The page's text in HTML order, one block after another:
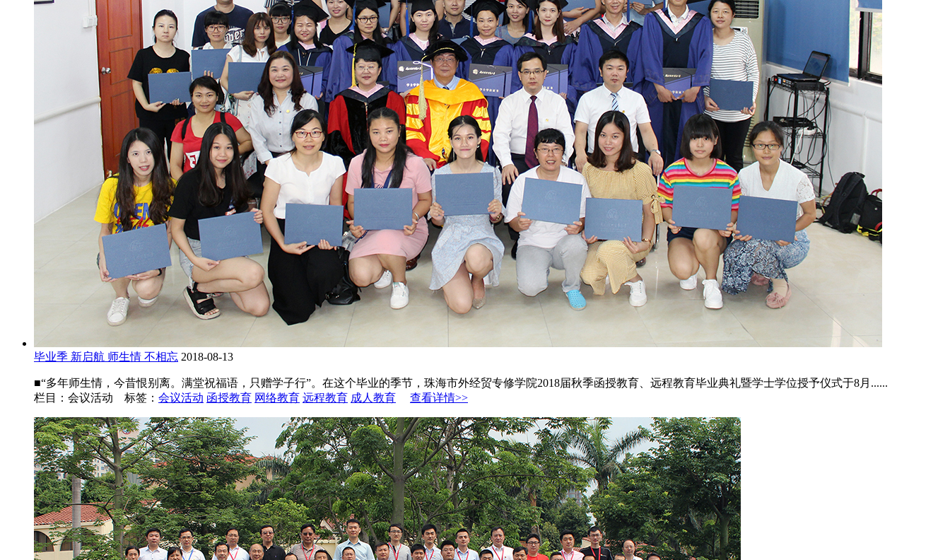
毕业季 新启航 师生情 不相忘 2018-08-13
■“多年师生情，今昔恨别离。满堂祝福语，只赠学子行”。在这个毕业的季节，珠海市外经贸专修学院2018届秋季函授教育、远程教育毕业典礼暨学士学位授予仪式于8月......
栏目：会议活动 标签： 会议活动 函授教育 网络教育 远程教育 成人教育 查看详情>>